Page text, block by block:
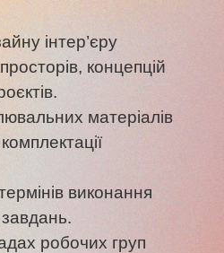
інтер’єру
концепцій
матеріалів
виконання
робочих груп